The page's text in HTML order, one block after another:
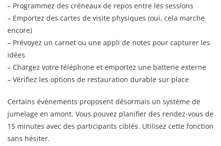
– Programmez des créneaux de repos entre les sessions
– Emportez des cartes de visite physiques (oui, cela marche
encore)
– Prévoyez un carnet ou une appli de notes pour capturer les
idées
– Chargez votre téléphone et emportez une batterie externe
– Vérifiez les options de restauration durable sur place
Certains événements proposent désormais un système de
jumelage en amont. Vous pouvez planifier des rendez-vous de
15 minutes avec des participants ciblés. Utilisez cette fonction
sans hésiter.